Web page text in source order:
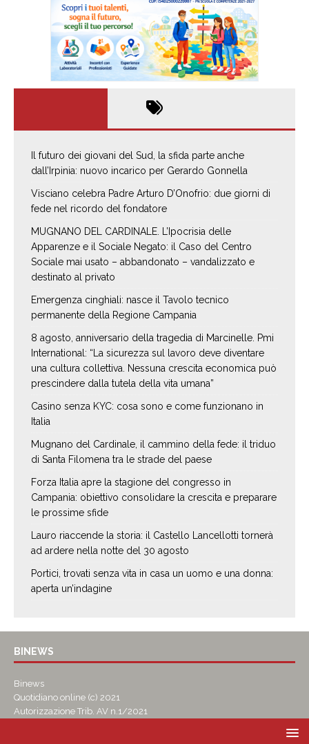
Il futuro dei giovani del Sud, la sfida parte anche
dall’Irpinia: nuovo incarico per Gerardo Gonnella
Visciano celebra Padre Arturo D’Onofrio: due giorni di
fede nel ricordo del fondatore
MUGNANO DEL CARDINALE. L’Ipocrisia delle
Apparenze e il Sociale Negato: il Caso del Centro
Sociale mai usato – abbandonato – vandalizzato e
destinato al privato
Emergenza cinghiali: nasce il Tavolo tecnico
permanente della Regione Campania
8 agosto, anniversario della tragedia di Marcinelle. Pmi
International: “La sicurezza sul lavoro deve diventare
una cultura collettiva. Nessuna crescita economica può
prescindere dalla tutela della vita umana”
Casino senza KYC: cosa sono e come funzionano in
Italia
Mugnano del Cardinale, il cammino della fede: il triduo
di Santa Filomena tra le strade del paese
Forza Italia apre la stagione del congresso in
Campania: obiettivo consolidare la crescita e preparare
le prossime sfide
Lauro riaccende la storia: il Castello Lancellotti tornerà
ad ardere nella notte del 30 agosto
Portici, trovati senza vita in casa un uomo e una donna:
aperta un’indagine
BINEWS
Binews
Quotidiano online (c) 2021
Autorizzazione Trib. AV n.1/2021